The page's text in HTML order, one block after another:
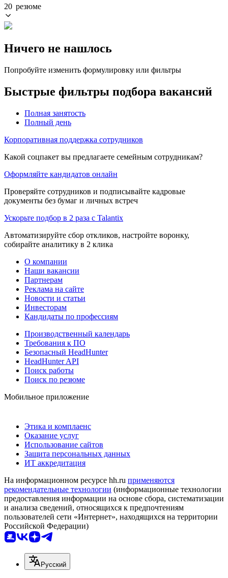
20 резюме
Ничего не нашлось
Попробуйте изменить формулировку или фильтры
Быстрые фильтры подбора вакансий
Полная занятость
Полный день
Корпоративная поддержка сотрудников
Какой соцпакет вы предлагаете семейным сотрудникам?
Оформляйте кандидатов онлайн
Проверяйте сотрудников и подписывайте кадровые
документы без бумаг и личных встреч
Ускорьте подбор в 2 раза с Talantix
Автоматизируйте сбор откликов, настройте воронку,
собирайте аналитику в 2 клика
О компании
Наши вакансии
Партнерам
Реклама на сайте
Новости и статьи
Инвесторам
Кандидаты по профессиям
Производственный календарь
Требования к ПО
Безопасный HeadHunter
HeadHunter API
Поиск работы
Поиск по резюме
Мобильное приложение
Этика и комплаенс
Оказание услуг
Использование сайтов
Защита персональных данных
ИТ аккредитация
На информационном ресурсе hh.ru применяются
рекомендательные технологии (информационные технологии
предоставления информации на основе сбора, систематизации
и анализа сведений, относящихся к предпочтениям
пользователей сети «Интернет», находящихся на территории
Российской Федерации)
Русский